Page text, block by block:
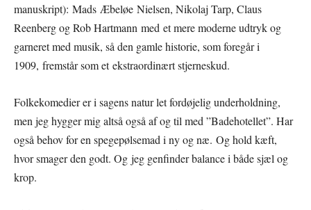
manuskript): Mads Æbeløe Nielsen, Nikolaj Tarp, Claus
Reenberg og Rob Hartmann med et mere moderne udtryk og
garneret med musik, så den gamle historie, som foregår i
1909, fremstår som et ekstraordinært stjerneskud.
Folkekomedier er i sagens natur let fordøjelig underholdning,
men jeg hygger mig altså også af og til med ”Badehotellet”. Har
også behov for en spegepølsemad i ny og næ. Og hold kæft,
hvor smager den godt. Og jeg genfinder balance i både sjæl og
krop.